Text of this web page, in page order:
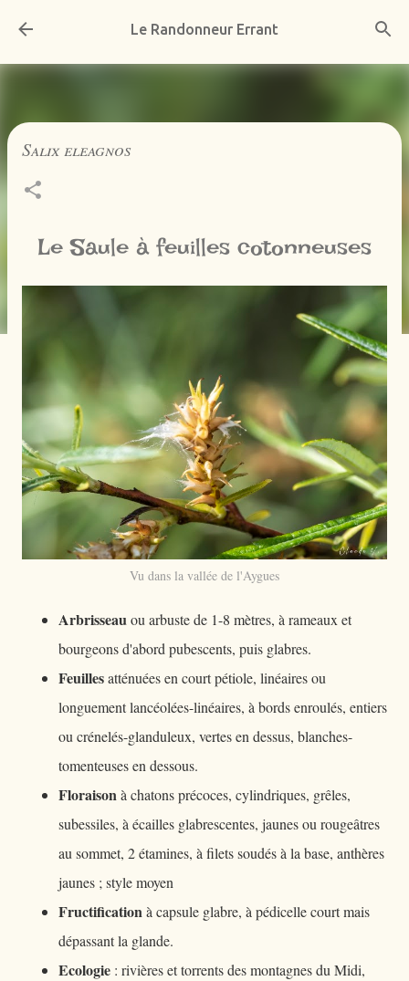
Accéder au contenu principal
Le Randonneur Errant
Salix eleagnos
Le Saule à feuilles cotonneuses
Vu dans la vallée de l'Aygues
Arbrisseauou arbuste de 1-8 mètres, à rameaux et
bourgeons d'abord pubescents, puis glabres.
Feuillesatténuées en court pétiole, linéaires ou
longuement lancéolées-linéaires, à bords enroulés, entiers
ou crénelés-glanduleux, vertes en dessus, blanches-
tomenteuses en dessous.
Floraisonà chatons précoces, cylindriques, grêles,
subessiles, à écailles glabrescentes, jaunes ou rougeâtres
au sommet, 2 étamines, à filets soudés à la base, anthères
jaunes ; style moyen
Fructificationà capsule glabre, à pédicelle court mais
dépassant la glande.
Ecologie : rivières et torrents des montagnes du Midi,